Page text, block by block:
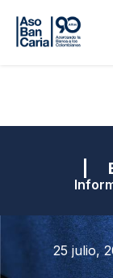
|
25 julio,